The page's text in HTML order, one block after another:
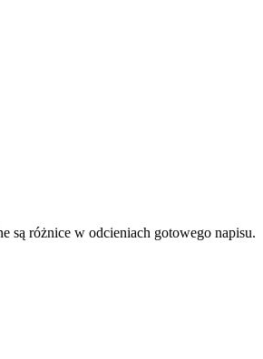
są różnice w odcieniach gotowego napisu.